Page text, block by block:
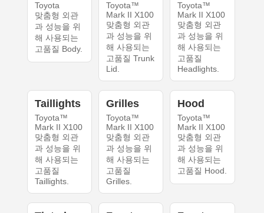
Toyota
맞춤형 외관
과 성능을 위
해 사용되는
고품질 Body.
Toyota™
Mark II X100
맞춤형 외관
과 성능을 위
해 사용되는
고품질 Trunk
Lid.
Toyota™
Mark II X100
맞춤형 외관
과 성능을 위
해 사용되는
고품질
Headlights.
Taillights
Toyota™
Mark II X100
맞춤형 외관
과 성능을 위
해 사용되는
고품질
Taillights.
Grilles
Toyota™
Mark II X100
맞춤형 외관
과 성능을 위
해 사용되는
고품질
Grilles.
Hood
Toyota™
Mark II X100
맞춤형 외관
과 성능을 위
해 사용되는
고품질 Hood.